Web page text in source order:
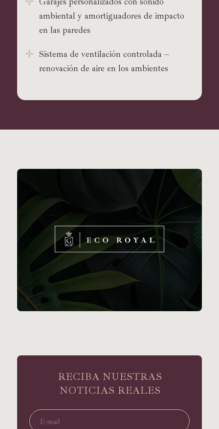
ambiental y amortiguadores de impacto
en las paredes
Sistema de ventilación controlada –
renovación de aire en los ambientes
RECIBA NUESTRAS
NOTICIAS REALES